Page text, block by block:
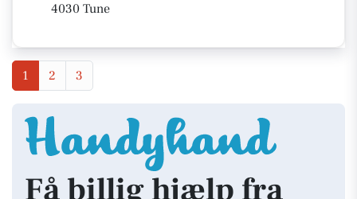
4030 Tune
1 2 3
Få billig hjælp fra